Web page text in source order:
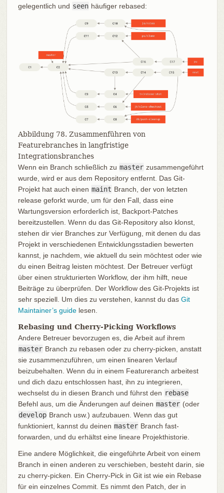
gelegentlich und seen häufiger rebased:
Abbildung 78. Zusammenführen von
Featurebranches in langfristige
Integrationsbranches
Wenn ein Branch schließlich zu master zusammengeführt
wurde, wird er aus dem Repository entfernt. Das Git-
Projekt hat auch einen maint Branch, der von letzten
release geforkt wurde, um für den Fall, dass eine
Wartungsversion erforderlich ist, Backport-Patches
bereitzustellen. Wenn du das Git-Repository also klonst,
stehen dir vier Branches zur Verfügung, mit denen du das
Projekt in verschiedenen Entwicklungsstadien bewerten
kannst, je nachdem, wie aktuell du sein möchtest oder wie
du einen Beitrag leisten möchtest. Der Betreuer verfügt
über einen strukturierten Workflow, der ihm hilft, neue
Beiträge zu überprüfen. Der Workflow des Git-Projekts ist
sehr speziell. Um dies zu verstehen, kannst du das Git
Maintainer’s guidelesen.
Rebasing und Cherry-Picking Workflows
Andere Betreuer bevorzugen es, die Arbeit auf ihrem
master Branch zu rebasen oder zu cherry-picken, anstatt
sie zusammenzuführen, um einen linearen Verlauf
beizubehalten. Wenn du in einem Featureranch arbeitest
und dich dazu entschlossen hast, ihn zu integrieren,
wechselst du in diesen Branch und führst den rebase
Befehl aus, um die Änderungen auf deinen master (oder
develop Branch usw.) aufzubauen. Wenn das gut
funktioniert, kannst du deinen master Branch fast-
forwarden, und du erhältst eine lineare Projekthistorie.
Eine andere Möglichkeit, die eingeführte Arbeit von einem
Branch in einen anderen zu verschieben, besteht darin, sie
zu cherry-picken. Ein Cherry-Pick in Git ist wie ein Rebase
für ein einzelnes Commit. Es nimmt den Patch, der in